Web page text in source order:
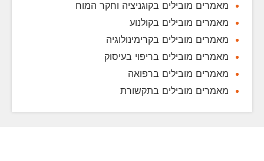
מאמרים מובילים בקוגניציה וחקר המוח
מאמרים מובילים בקולנוע
מאמרים מובילים בקרימינולוגיה
מאמרים מובילים בריפוי בעיסוק
מאמרים מובילים ברפואה
מאמרים מובילים בתקשורת